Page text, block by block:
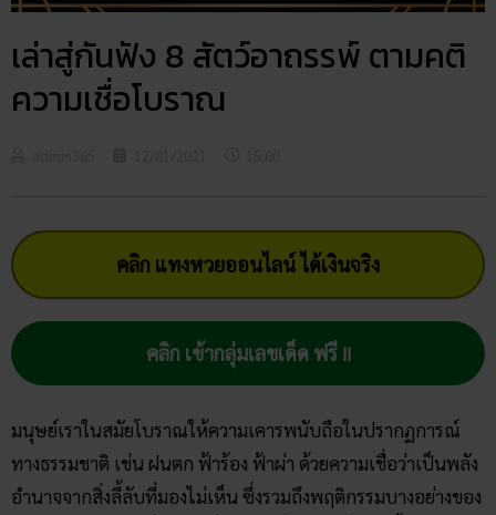
เล่าสู่กันฟัง 8 สัตว์อาถรรพ์ ตามคติ
ความเชื่อโบราณ
คลิก แทงหวยออนไลน์ ได้เงินจริง
คลิก เข้ากลุ่มเลขเด็ด ฟรี !!
มนุษย์เราในสมัยโบราณให้ความเคารพนับถือในปรากฏการณ์
ทางธรรมชาติ เช่น ฝนตก ฟ้าร้อง ฟ้าผ่า ด้วยความเชื่อว่าเป็นพลัง
อำนาจจากสิ่งลี้ลับที่มองไม่เห็น ซึ่งรวมถึงพฤติกรรมบางอย่างของ